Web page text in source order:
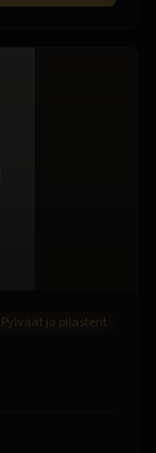
Pylväät ja pilasterit